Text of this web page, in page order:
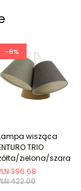
-6%
422.00
396.68
wisząca
TRIO
zielona/szara